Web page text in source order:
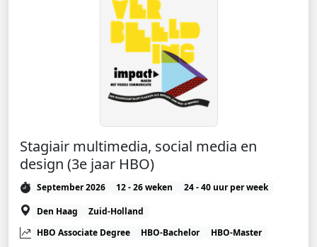
Stagiair multimedia, social media en
design (3e jaar HBO)
September 2026 12 - 26 weken
24 - 40 uur per week
Den Haag
Zuid-Holland
HBO Associate Degree
HBO-Bachelor
HBO-Master